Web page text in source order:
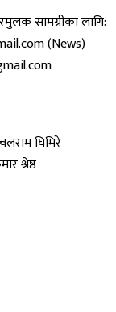
सामग्रीका लागि:
(News)
घिमिरे
श्रेष्ठ